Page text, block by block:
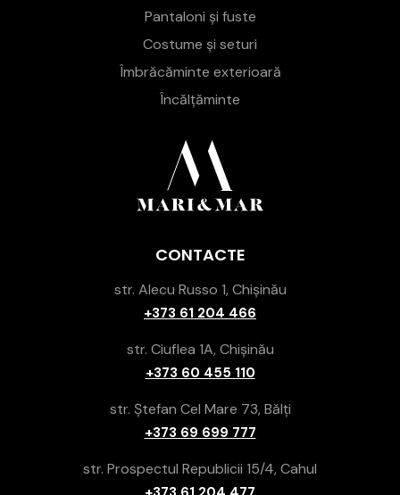
Pantaloni și fuste
Costume și seturi
Îmbrăcăminte exterioară
Încălțăminte
CONTACTE
str. Alecu Russo 1, Chișinău
+373 61 204 466
str. Ciuflea 1A, Chișinău
+373 60 455 110
str. Ștefan Cel Mare 73, Bălți
+373 69 699 777
str. Prospectul Republicii 15/4, Cahul